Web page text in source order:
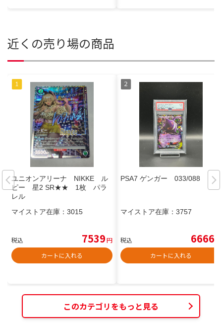
近くの売り場の商品
ユニオンアリーナ NIKKE ル
ピー 星2 SR★★ 1枚 パラ
レル
マイストア在庫： 3015
税込 7539円
カートに入れる
PSA7 ゲンガー 033/088
マイストア在庫： 3757
税込 6666
カートに入れる
このカテゴリをもっと見る